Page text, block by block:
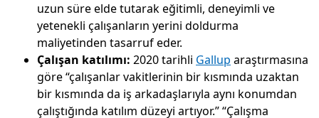
uzun süre elde tutarak eğitimli, deneyimli ve
yetenekli çalışanların yerini doldurma
maliyetinden tasarruf eder.
Çalışan katılımı: 2020 tarihli Gallup araştırmasına
göre “çalışanlar vakitlerinin bir kısmında uzaktan
bir kısmında da iş arkadaşlarıyla aynı konumdan
çalıştığında katılım düzeyi artıyor.” “Çalışma